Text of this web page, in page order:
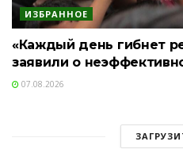
ИЗБРАННОЕ
«Каждый день гибнет
заявили о
07.08.2026